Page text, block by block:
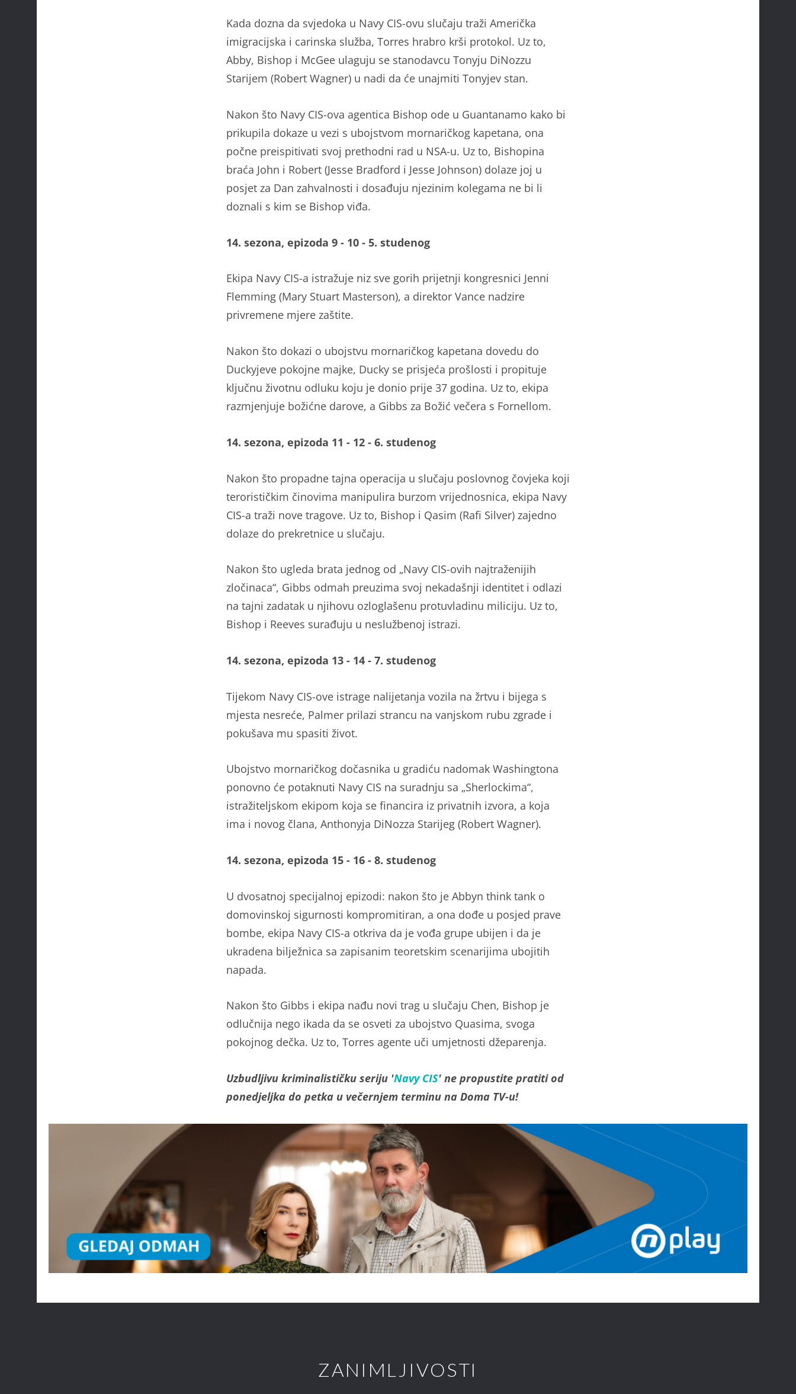
Kada dozna da svjedoka u Navy CIS-ovu slučaju traži Američka
imigracijska i carinska služba, Torres hrabro krši protokol. Uz to,
Abby, Bishop i McGee ulaguju se stanodavcu Tonyju DiNozzu
Starijem (Robert Wagner) u nadi da će unajmiti Tonyjev stan.
Nakon što Navy CIS-ova agentica Bishop ode u Guantanamo kako bi
prikupila dokaze u vezi s ubojstvom mornaričkog kapetana, ona
počne preispitivati svoj prethodni rad u NSA-u. Uz to, Bishopina
braća John i Robert (Jesse Bradford i Jesse Johnson) dolaze joj u
posjet za Dan zahvalnosti i dosađuju njezinim kolegama ne bi li
doznali s kim se Bishop viđa.
14. sezona, epizoda 9 - 10 - 5. studenog
Ekipa Navy CIS-a istražuje niz sve gorih prijetnji kongresnici Jenni
Flemming (Mary Stuart Masterson), a direktor Vance nadzire
privremene mjere zaštite.
Nakon što dokazi o ubojstvu mornaričkog kapetana dovedu do
Duckyjeve pokojne majke, Ducky se prisjeća prošlosti i propituje
ključnu životnu odluku koju je donio prije 37 godina. Uz to, ekipa
razmjenjuje božićne darove, a Gibbs za Božić večera s Fornellom.
14. sezona, epizoda 11 - 12 - 6. studenog
Nakon što propadne tajna operacija u slučaju poslovnog čovjeka koji
terorističkim činovima manipulira burzom vrijednosnica, ekipa Navy
CIS-a traži nove tragove. Uz to, Bishop i Qasim (Rafi Silver) zajedno
dolaze do prekretnice u slučaju.
Nakon što ugleda brata jednog od „Navy CIS-ovih najtraženijih
zločinaca“, Gibbs odmah preuzima svoj nekadašnji identitet i odlazi
na tajni zadatak u njihovu ozloglašenu protuvladinu miliciju. Uz to,
Bishop i Reeves surađuju u neslužbenoj istrazi.
14. sezona, epizoda 13 - 14 - 7. studenog
Tijekom Navy CIS-ove istrage nalijetanja vozila na žrtvu i bijega s
mjesta nesreće, Palmer prilazi strancu na vanjskom rubu zgrade i
pokušava mu spasiti život.
Ubojstvo mornaričkog dočasnika u gradiću nadomak Washingtona
ponovno će potaknuti Navy CIS na suradnju sa „Sherlockima“,
istražiteljskom ekipom koja se financira iz privatnih izvora, a koja
ima i novog člana, Anthonyja DiNozza Starijeg (Robert Wagner).
14. sezona, epizoda 15 - 16 - 8. studenog
U dvosatnoj specijalnoj epizodi: nakon što je Abbyn think tank o
domovinskoj sigurnosti kompromitiran, a ona dođe u posjed prave
bombe, ekipa Navy CIS-a otkriva da je vođa grupe ubijen i da je
ukradena bilježnica sa zapisanim teoretskim scenarijima ubojitih
napada.
Nakon što Gibbs i ekipa nađu novi trag u slučaju Chen, Bishop je
odlučnija nego ikada da se osveti za ubojstvo Quasima, svoga
pokojnog dečka. Uz to, Torres agente uči umjetnosti džeparenja.
Uzbudljivu kriminalističku seriju 'Navy CIS' ne propustite pratiti od
ponedjeljka do petka u večernjem terminu na Doma TV-u!
ZANIMLJIVOSTI